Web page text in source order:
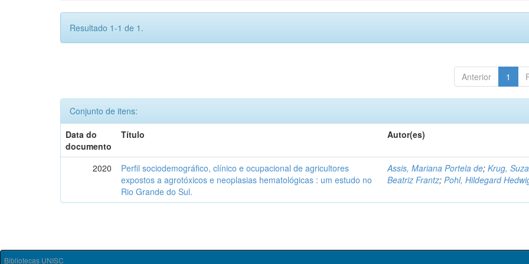
Resultado 1-1 de 1.
Anterior 1
Conjunto de itens:
Data do
documento
Título Autor(es)
2020
Perfil sociodemográfico, clínico e ocupacional de agricultores
expostos a agrotóxicos e neoplasias hematológicas : um estudo no
Rio Grande do Sul.
Assis, Mariana Portela de;Krug,
Beatriz Frantz;Pohl, Hildegard
Bibliotecas UNISC